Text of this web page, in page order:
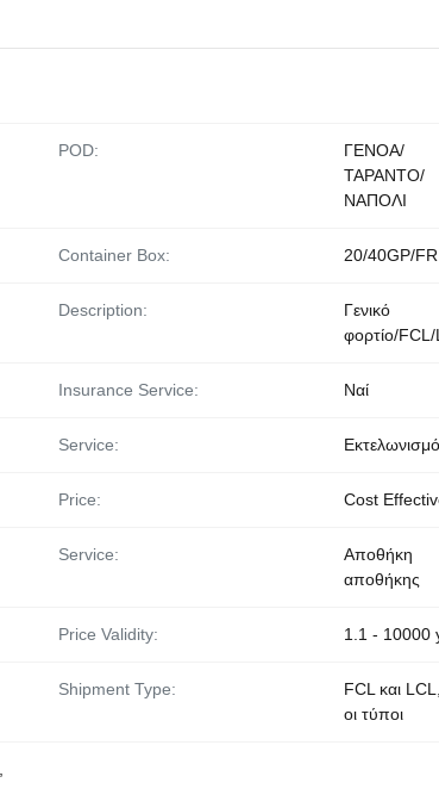
POD:
ΓΕΝΟΑ/
ΤΑΡΑΝΤΟ/
ΝΑΠΟΛΙ
Container Box: 20/40GP/FR
Description:
Γενικό
φορτίο/
Insurance Service: Ναί
Service:
Price: Cost
Service:
Αποθήκη
αποθήκης
Price Validity: 1.1 - 10000
Shipment Type:
FCL και
οι τύποι